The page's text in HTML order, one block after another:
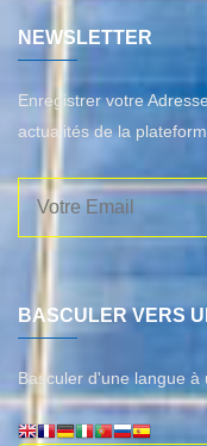
NEWSLETTER
Enregistrer votre
actualités de la
BASCULER VERS
Basculer d'une langue à